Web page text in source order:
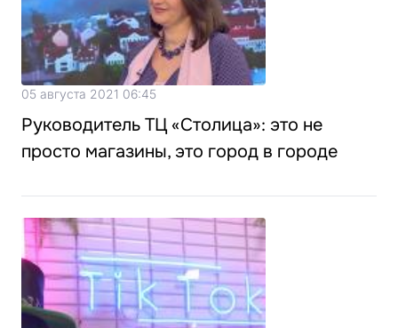
05 августа 2021 06:45
Руководитель ТЦ «Столица»: это не
просто магазины, это город в городе